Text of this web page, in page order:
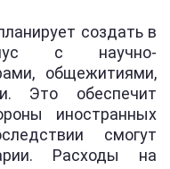
создать в
с научно-
общежитиями,
Это обеспечит
иностранных
смогут
Расходы на